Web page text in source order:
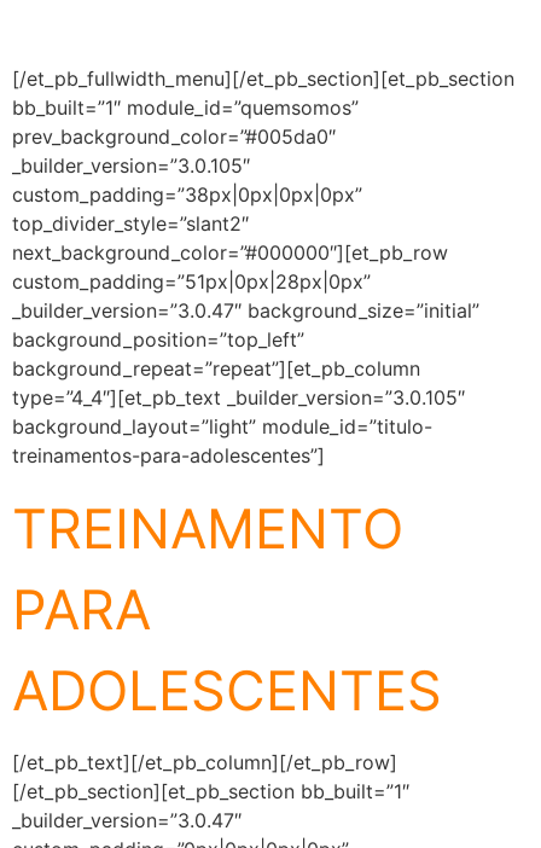
[/et_pb_fullwidth_menu][/et_pb_section][et_pb_section
bb_built=”1″ module_id=”quemsomos”
prev_background_color=”#005da0″
_builder_version=”3.0.105″
custom_padding=”38px|0px|0px|0px”
top_divider_style=”slant2″
next_background_color=”#000000″][et_pb_row
custom_padding=”51px|0px|28px|0px”
_builder_version=”3.0.47″ background_size=”initial”
background_position=”top_left”
background_repeat=”repeat”][et_pb_column
type=”4_4″][et_pb_text _builder_version=”3.0.105″
background_layout=”light” module_id=”titulo-
treinamentos-para-adolescentes”]
TREINAMENTO
PARA
ADOLESCENTES
[/et_pb_text][/et_pb_column][/et_pb_row]
[/et_pb_section][et_pb_section bb_built=”1″
_builder_version=”3.0.47″